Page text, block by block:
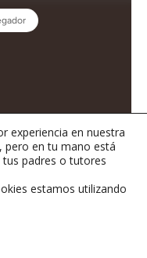
experiencia en nuestra
pero en tu mano está
padres o tutores
estamos utilizando